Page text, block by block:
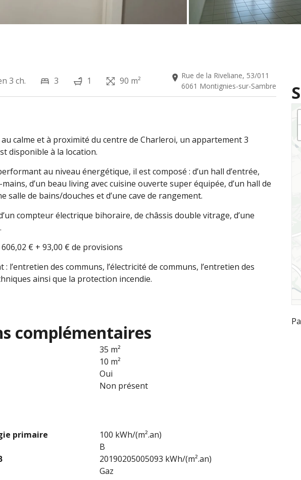
3 ch. 3 1 90 m²
Rue de la Riveliane, 53/011
6061 Montignies-sur-Sambre
calme et à proximité du centre de Charleroi, un appartement 3
disponible à la location.
au niveau énergétique, il est composé : d’un hall d’entrée,
mains, d’un beau living avec cuisine ouverte super équipée, d’un hall de
salle de bains/douches et d’une cave de rangement.
compteur électrique bihoraire, de châssis double vitrage, d’une
€ + 93,00 € de provisions
l’entretien des communs, l’électricité de communs, l’entretien des
ainsi que la protection incendie.
complémentaires
35 m²
10 m²
Oui
Non présent
primaire
100 kWh/(m².an)
B
20190205005093 kWh/(m².an)
Gaz